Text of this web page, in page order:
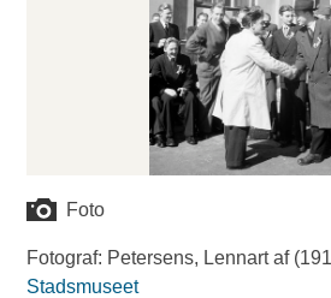
Foto
Fotograf: Petersens, Lennart af
Stadsmuseet